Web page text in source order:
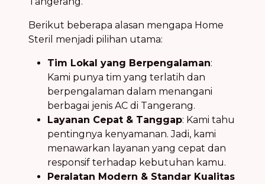
Berikut beberapa alasan mengapa Home
Steril menjadi pilihan utama:
Tim Lokal yang Berpengalaman:
Kami punya tim yang terlatih dan
berpengalaman dalam menangani
berbagai jenis AC di Tangerang.
Layanan Cepat & Tanggap: Kami tahu
pentingnya kenyamanan. Jadi, kami
menawarkan layanan yang cepat dan
responsif terhadap kebutuhan kamu.
Peralatan Modern & Standar Kualitas